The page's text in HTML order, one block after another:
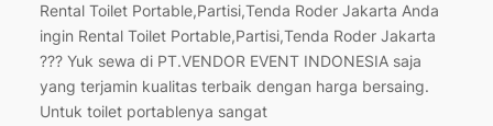
Rental Toilet Portable,Partisi,Tenda Roder Jakarta Anda
ingin Rental Toilet Portable,Partisi,Tenda Roder Jakarta
??? Yuk sewa di PT.VENDOR EVENT INDONESIA saja
yang terjamin kualitas terbaik dengan harga bersaing.
Untuk toilet portablenya sangat